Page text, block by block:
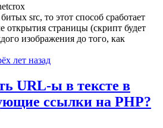
src, то этот способ сработает
открытия страницы (скрипт будет
изображения до того, как
лет назад
URL-ы в тексте в
ссылки на PHP?